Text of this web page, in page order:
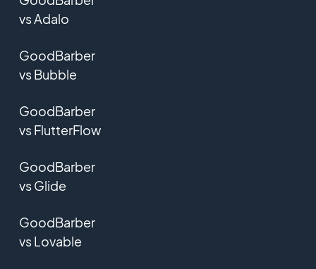
vs Adalo
GoodBarber
vs Bubble
GoodBarber
vs FlutterFlow
GoodBarber
vs Glide
GoodBarber
vs Lovable